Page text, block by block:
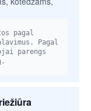
pagal
Pagal
parengs